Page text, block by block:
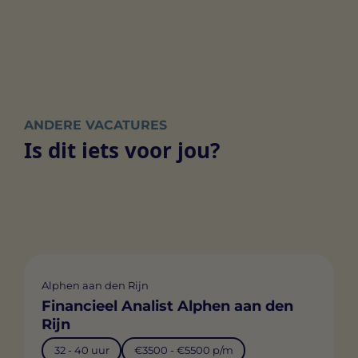
ANDERE VACATURES
Is dit iets voor jou?
Alphen aan den Rijn
Financieel Analist Alphen aan den
Rijn
32 - 40 uur €3500 - €5500 p/m